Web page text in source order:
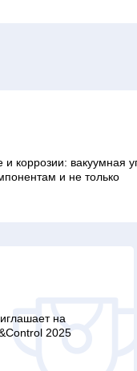
и коррозии: вакуумная
и не только
на
2025